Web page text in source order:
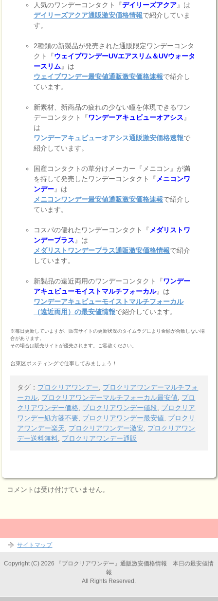
人気のワンデーコンタクト『デイリーズアクア』は
デイリーズアクア通販激安価格情報で紹介していま
す。
2種類の新製品が発売された通販限定ワンデーコンタ
クト『ウェイブワンデーUVエアスリム＆UVウォータ
ースリム 』は
ウェイブワンデー最安値通販激安価格速報で紹介し
ています。
新素材、新商品の疲れの少ない瞳を体現できるワン
デーコンタクト『ワンデーアキュビューオアシス 』
は
ワンデーアキュビューオアシス通販激安価格速報で
紹介しています。
国産コンタクトの草分けメーカー『メニコン』が満
を持して発売したワンデーコンタクト『 メニコンワ
ンデー』は
メニコンワンデー最安値通販激安価格速報で紹介し
ています。
コスパの優れたワンデーコンタクト『 メダリストワ
ンデープラス 』は
メダリストワンデープラス通販激安価格情報で紹介
しています。
新製品の遠近両用のワンデーコンタクト『ワンデー
アキュビューモイストマルチフォーカル』は
ワンデーアキュビューモイストマルチフォーカル
（遠近両用）の最安値情報で紹介しています。
※毎日更新していますが、販売サイトの更新状況のタイムラグにより金額が合致しない場
合があります。
その場合は販売サイトが優先されます。ご容赦ください。
台東区ポスティングで仕事してみましょう！
タグ： プロクリアワンデー
プロクリアワンデーマルチフォ
ーカル プロクリアワンデーマルチフォーカル最安値
プロ
クリアワンデー価格
プロクリアワンデー値段 プロクリア
ワンデー処方箋不要 プロクリアワンデー最安値
プロクリ
アワンデー楽天
プロクリアワンデー激安 プロクリアワン
デー送料無料 プロクリアワンデー通販
コメントは受け付けていません。
サイトマップ
Copyright (C) 2026 『プロクリアワンデー』通販激安価格情報 本日の最安値情
報
All Rights Reserved.